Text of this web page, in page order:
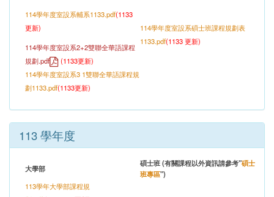
114學年度室設系輔系1133.pdf(1133
更新)
114學年度室設系2+2雙聯全華語課程
規劃.pdf (1133更新)
114學年度室設系3 1雙聯全華語課程規
劃1133.pdf(1133更新)
114學年度室設系碩士班課程規劃表
1133.pdf(1133更新)
113 學年度
大學部
碩士班 (有關課程以外資訊請參考"碩士
班專區")
113學年大學部課程規